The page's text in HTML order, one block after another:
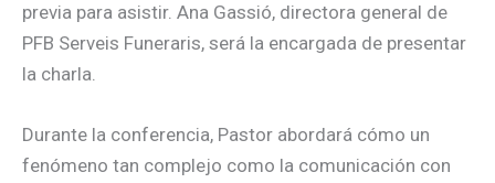
previa para asistir. Ana Gassió, directora general de
PFB Serveis Funeraris, será la encargada de presentar
la charla.
Durante la conferencia, Pastor abordará cómo un
fenómeno tan complejo como la comunicación con